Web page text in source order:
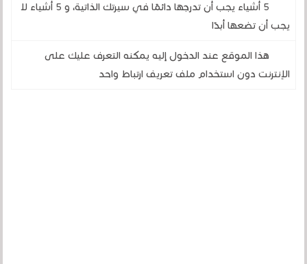
5 أشياء يجب أن تدرجها دائمًا في سيرتك الذاتية، و 5 أشياء لا
يجب أن تضعها أبدًا
هذا الموقع عند الدخول إليه يمكنه التعرف عليك على
الإنترنت دون استخدام ملف تعريف ارتباط واحد